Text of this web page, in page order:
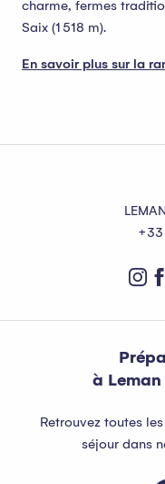
charme, fermes
Saix (1 518 m).
En savoir plus sur la
à
Retrouvez toutes
séjour dans